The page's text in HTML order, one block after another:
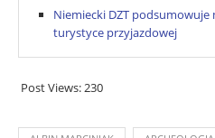
Niemiecki DZT
turystyce przyjazdowej
Post Views:230